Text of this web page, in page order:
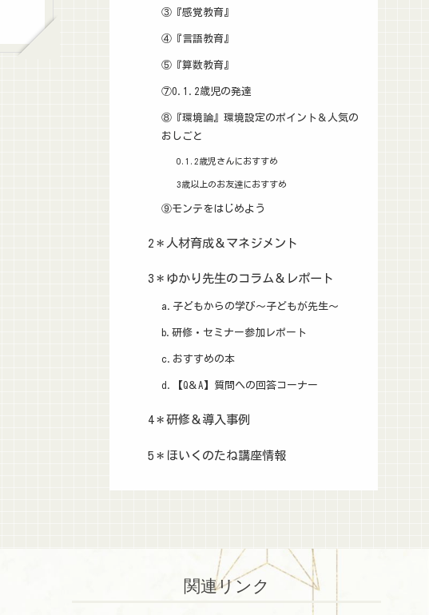
③『感覚教育』
④『言語教育』
⑤『算数教育』
⑦0.1.2歳児の発達
⑧『環境論』環境設定のポイント＆人気の
おしごと
0.1.2歳児さんにおすすめ
3歳以上のお友達におすすめ
⑨モンテをはじめよう
2＊人材育成＆マネジメント
3＊ゆかり先生のコラム＆レポート
a.子どもからの学び～子どもが先生～
b.研修・セミナー参加レポート
c.おすすめの本
d.【Q＆A】質問への回答コーナー
4＊研修＆導入事例
5＊ほいくのたね講座情報
関連リンク